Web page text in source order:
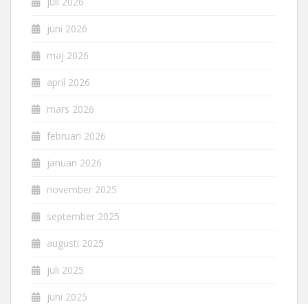
juni 2026
maj 2026
april 2026
mars 2026
februari 2026
januari 2026
november 2025
september 2025
augusti 2025
juli 2025
juni 2025